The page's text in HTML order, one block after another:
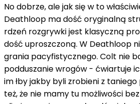
No dobrze, ale jak się w to
Deathloop ma dość oryginalną
rdzeń rozgrywki jest klasyczną
dość uproszczoną. W Deathloop
grania pacyfistycznego. Colt nie
podduszanie wrogów - ćwiartuje
im łby jakby byli zrobieni z
też, że nie mamy tu możliwości